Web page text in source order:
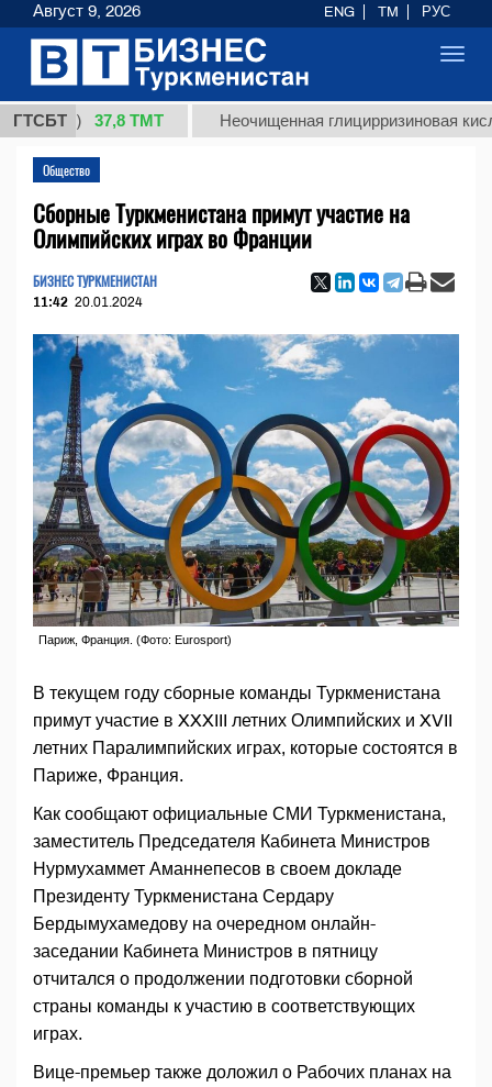
ГТСБТ
37,8 ТМТ Неочищенная глицирризиновая кислота
Общество
Сборные Туркменистана примут участие на
Олимпийских играх во Франции
БИЗНЕС ТУРКМЕНИСТАН
11:42 20.01.2024
Париж, Франция. (Фото: Eurosport)
В текущем году сборные команды Туркменистана
примут участие в XXXIII летних Олимпийских и XVII
летних Паралимпийских играх, которые состоятся в
Париже, Франция.
Как сообщают официальные СМИ Туркменистана,
заместитель Председателя Кабинета Министров
Нурмухаммет Аманнепесов в своем докладе
Президенту Туркменистана Сердару
Бердымухамедову на очередном онлайн-
заседании Кабинета Министров в пятницу
отчитался о продолжении подготовки сборной
страны команды к участию в соответствующих
играх.
Вице-премьер также доложил о Рабочих планах на
Август 9, 2026 ENG TM РУС